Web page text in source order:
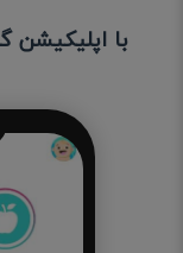
با اپلیکیشن